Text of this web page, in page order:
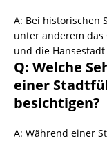
A: Bei historischen
unter anderem
und die
Q: Welche
einer
besichtigen?
A: Während einer